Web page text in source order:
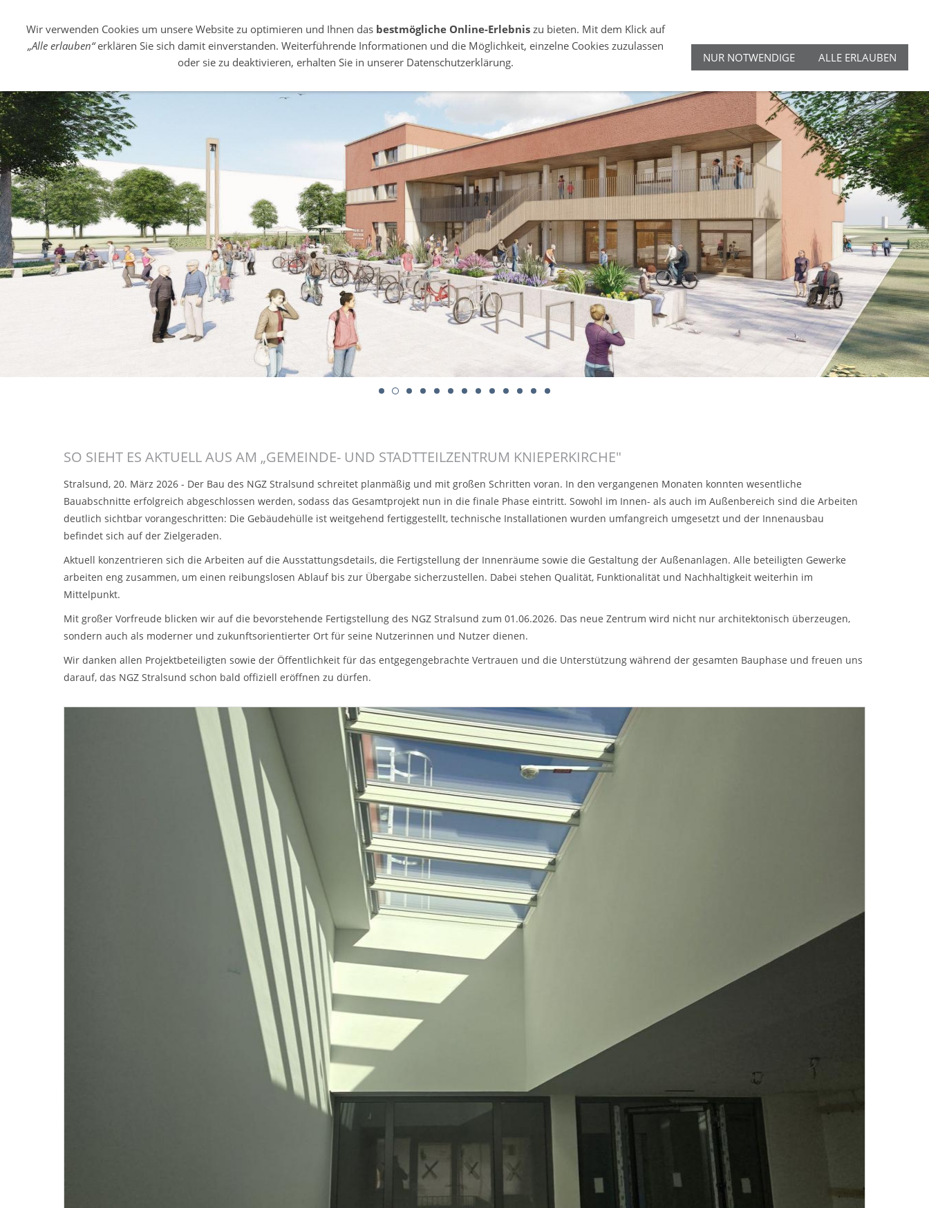
BAUFORTSCHRITT VIDEOS DAS NGZ PROJEKT DER VEREIN UNTERSTÜTZEN & GENIESSEN NGZ SHOP SPENDEN
SO SIEHT ES AKTUELL AUS AM „GEMEINDE- UND STADTTEILZENTRUM KNIEPERKIRCHE"
Stralsund, 20. März 2026 - Der Bau des NGZ Stralsund schreitet planmäßig und mit großen Schritten voran. In den vergangenen Monaten konnten wesentliche
Bauabschnitte erfolgreich abgeschlossen werden, sodass das Gesamtprojekt nun in die finale Phase eintritt. Sowohl im Innen- als auch im Außenbereich sind die Arbeiten
deutlich sichtbar vorangeschritten: Die Gebäudehülle ist weitgehend fertiggestellt, technische Installationen wurden umfangreich umgesetzt und der Innenausbau
befindet sich auf der Zielgeraden.
Aktuell konzentrieren sich die Arbeiten auf die Ausstattungsdetails, die Fertigstellung der Innenräume sowie die Gestaltung der Außenanlagen. Alle beteiligten Gewerke
arbeiten eng zusammen, um einen reibungslosen Ablauf bis zur Übergabe sicherzustellen. Dabei stehen Qualität, Funktionalität und Nachhaltigkeit weiterhin im
Mittelpunkt.
Mit großer Vorfreude blicken wir auf die bevorstehende Fertigstellung des NGZ Stralsund zum 01.06.2026. Das neue Zentrum wird nicht nur architektonisch überzeugen,
sondern auch als moderner und zukunftsorientierter Ort für seine Nutzerinnen und Nutzer dienen.
Wir danken allen Projektbeteiligten sowie der Öffentlichkeit für das entgegengebrachte Vertrauen und die Unterstützung während der gesamten Bauphase und freuen uns
darauf, das NGZ Stralsund schon bald offiziell eröffnen zu dürfen.
Wir verwenden Cookies um unsere Website zu optimieren und Ihnen das bestmögliche Online-Erlebnis zu bieten. Mit dem Klick auf
„Alle erlauben“erklären Sie sich damit einverstanden. Weiterführende Informationen und die Möglichkeit, einzelne Cookies zuzulassen
oder sie zu deaktivieren, erhalten Sie in unserer Datenschutzerklärung.
NUR NOTWENDIGE ALLE ERLAUBEN